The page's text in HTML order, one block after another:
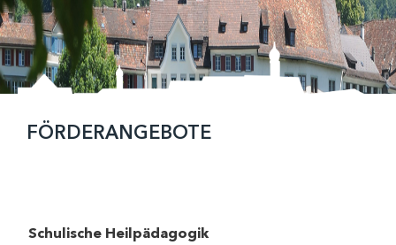
INHALT
FÖRDERANGEBOTE
Schulische Heilpädagogik